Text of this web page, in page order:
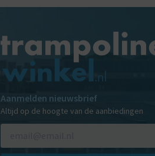
Aanmelden nieuwsbrief
Altijd op de hoogte van de aanbiedingen